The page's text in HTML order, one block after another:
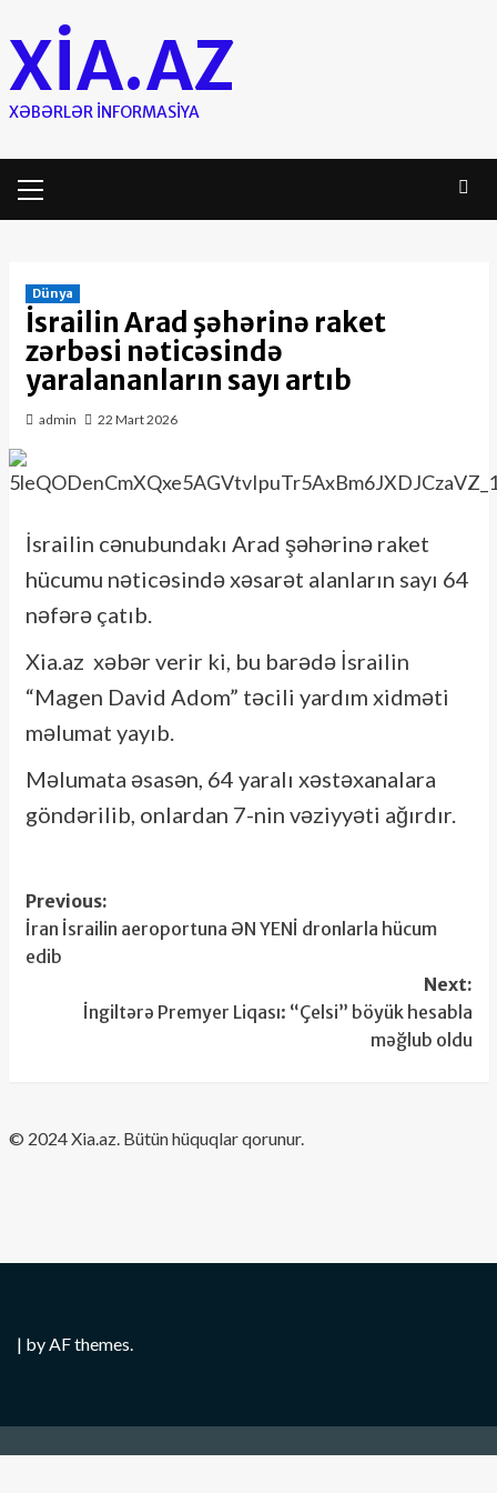
to
content
XIA.AZ
XƏBƏRLƏR INFORMASIYA
Menu
Dünya
İsrailin Arad şəhərinə raket
zərbəsi nəticəsində
yaralananların sayı artıb
admin 22 Mart 2026
İsrailin cənubundakı Arad şəhərinə raket
hücumu nəticəsində xəsarət alanların sayı 64
nəfərə çatıb.
Xia.az xəbər verir ki, bu barədə İsrailin
“Magen David Adom” təcili yardım xidməti
məlumat yayıb.
Məlumata əsasən, 64 yaralı xəstəxanalara
göndərilib, onlardan 7-nin vəziyyəti ağırdır.
Post
navigation
Previous:
İran İsrailin aeroportuna ƏN YENİ dronlarla hücum
edib
Next:
İngiltərə Premyer Liqası: “Çelsi” böyük hesabla
məğlub oldu
​© 2024 Xia.az. Bütün hüquqlar qorunur.
| by AF themes.